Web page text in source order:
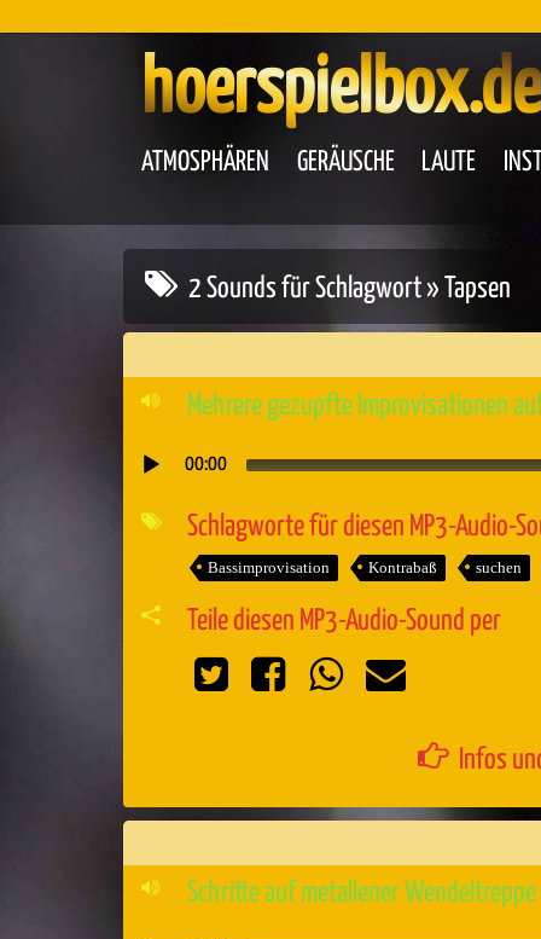
hoerspielbox.de
ATMOSPHÄREN GERÄUSCHE LAUTE
2 Sounds für Schlagwort » Tapsen
Mehrere gezupfte Improvisationen
Audio-
Player
00:00
Schlagworte für diesen MP3-Audio-
Bassimprovisation Kontrabaß suchen
Teile diesen MP3-Audio-Sound per
Infos
Schritte auf metallener